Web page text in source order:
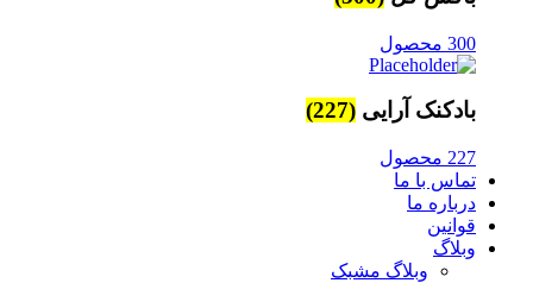
300 محصول
بادکنک آرایی (227)
227 محصول
تماس با ما
درباره ما
قوانین
وبلاگ
وبلاگ مشبک